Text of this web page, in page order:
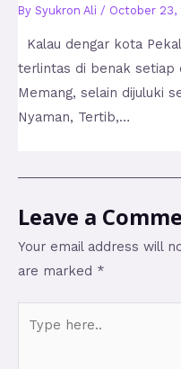
By Syukron Ali / October 23,
Kalau dengar kota
terlintas di benak setiap
Memang, selain dijuluki
Nyaman, Tertib,…
Leave a
Your email address will
are marked *